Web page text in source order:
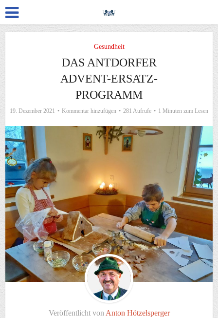
Gesundheit
DAS ANTDORFER
ADVENT-ERSATZ-
PROGRAMM
19. Dezember 2021 Kommentar hinzufügen 281 Aufrufe 1 Minuten zum Lesen
Veröffentlicht von Anton Hötzelsperger